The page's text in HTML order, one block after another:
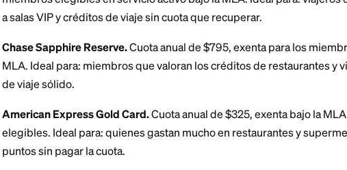
Nuestras mejores
miembros elegibles en servicio activo bajo la MLA.
a salas VIP y créditos de viaje sin cuota que recuperar.